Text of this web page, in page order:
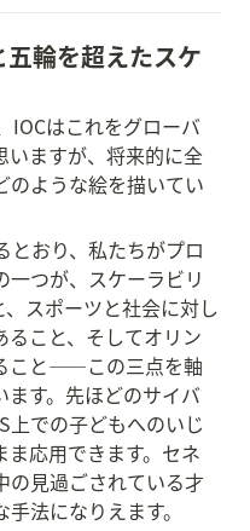
輪を超えたスケ
IOCはこれをグローバ
いますが、将来的に全
のような絵を描いてい
とおり、私たちがプロ
つが、スケーラビリ
スポーツと社会に対し
こと、そしてオリン
こと——この三点を軸
す。先ほどのサイバ
上での子どもへのいじ
応用できます。セネ
の見過ごされている才
法になりえます。